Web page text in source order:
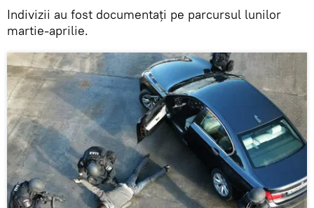
Indivizii au fost documentați pe parcursul lunilor
martie-aprilie.